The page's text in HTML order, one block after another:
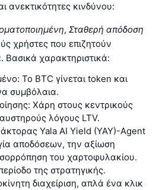
ανεκτικότητες κινδύνου:
Σταθερή απόδοση
χρήστες που επιζητούν
Βασικά χαρακτηριστικά:
Το BTC γίνεται token και
συμβόλαια.
Χάρη στους κεντρικούς
λόγους LTV.
Yala AI Yield (YAY)-Agent
αποδόσεων, την αξίωση
του χαρτοφυλακίου.
της στρατηγικής.
διαχείριση, απλά ένα κλικ